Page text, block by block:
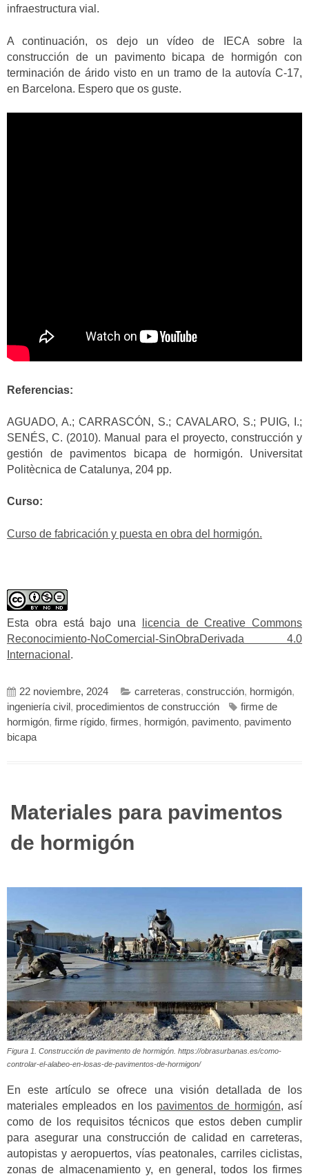
infraestructura vial.
A continuación, os dejo un vídeo de IECA sobre la
construcción de un pavimento bicapa de hormigón con
terminación de árido visto en un tramo de la autovía C-17,
en Barcelona. Espero que os guste.
Referencias:
AGUADO, A.; CARRASCÓN, S.; CAVALARO, S.; PUIG, I.;
SENÉS, C. (2010). Manual para el proyecto, construcción y
gestión de pavimentos bicapa de hormigón. Universitat
Politècnica de Catalunya, 204 pp.
Curso:
Curso de fabricación y puesta en obra del hormigón.
Esta obra está bajo una
licencia de Creative Commons
Reconocimiento-NoComercial-SinObraDerivada 4.0
Internacional .
22 noviembre, 2024 carreteras, construcción, hormigón,
ingeniería civil , procedimientos de construcción
firme de
hormigón, firme rígido, firmes, hormigón, pavimento, pavimento
bicapa
Materiales para pavimentos
de hormigón
Figura 1. Construcción de pavimento de hormigón. https://obrasurbanas.es/como-
controlar-el-alabeo-en-losas-de-pavimentos-de-hormigon/
En este artículo se ofrece una visión detallada de los
materiales empleados en los pavimentos de hormigón, así
como de los requisitos técnicos que estos deben cumplir
para asegurar una construcción de calidad en carreteras,
autopistas y aeropuertos, vías peatonales, carriles ciclistas,
zonas de almacenamiento y, en general, todos los firmes